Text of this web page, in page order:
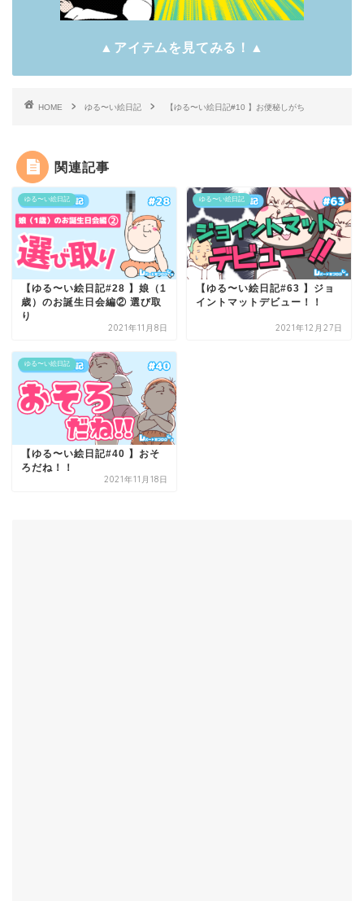
▲アイテムを見てみる！▲
HOME ゆる〜い絵日記 【ゆる〜い絵日記#10 】お便秘しがち
関連記事
ゆる〜い絵日記
【ゆる〜い絵日記#28 】娘（1
歳）のお誕生日会編② 選び取
り
2021年11月8日
ゆる〜い絵日記
【ゆる〜い絵日記#63 】ジョ
イントマットデビュー！！
2021年12月27日
ゆる〜い絵日記
【ゆる〜い絵日記#40 】おそ
ろだね！！
2021年11月18日